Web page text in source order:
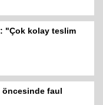
"Çok kolay teslim
faul